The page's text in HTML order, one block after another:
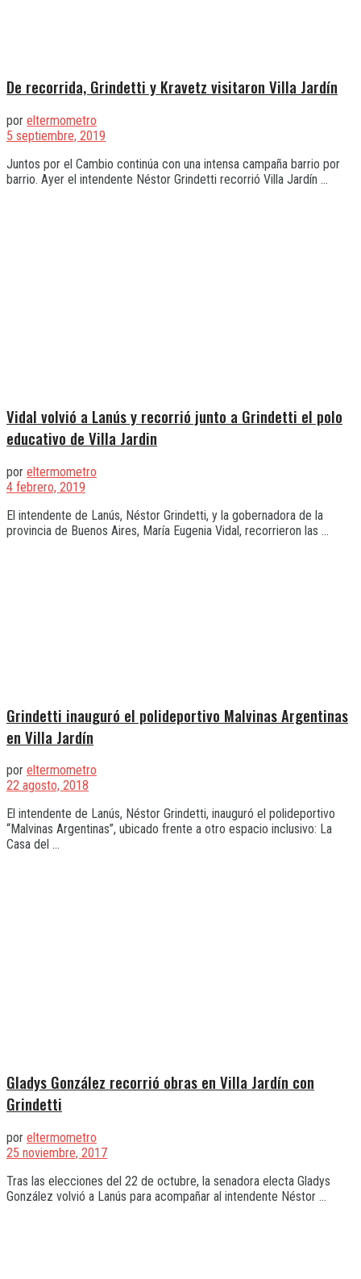
De recorrida, Grindetti y Kravetz visitaron Villa Jardín
por eltermometro
5 septiembre, 2019
Juntos por el Cambio continúa con una intensa campaña barrio por
barrio. Ayer el intendente Néstor Grindetti recorrió Villa Jardín ...
Vidal volvió a Lanús y recorrió junto a Grindetti el polo
educativo de Villa Jardin
por eltermometro
4 febrero, 2019
El intendente de Lanús, Néstor Grindetti, y la gobernadora de la
provincia de Buenos Aires, María Eugenia Vidal, recorrieron las ...
Grindetti inauguró el polideportivo Malvinas Argentinas
en Villa Jardín
por eltermometro
22 agosto, 2018
El intendente de Lanús, Néstor Grindetti, inauguró el polideportivo
“Malvinas Argentinas”, ubicado frente a otro espacio inclusivo: La
Casa del ...
Gladys González recorrió obras en Villa Jardín con
Grindetti
por eltermometro
25 noviembre, 2017
Tras las elecciones del 22 de octubre, la senadora electa Gladys
González volvió a Lanús para acompañar al intendente Néstor ...